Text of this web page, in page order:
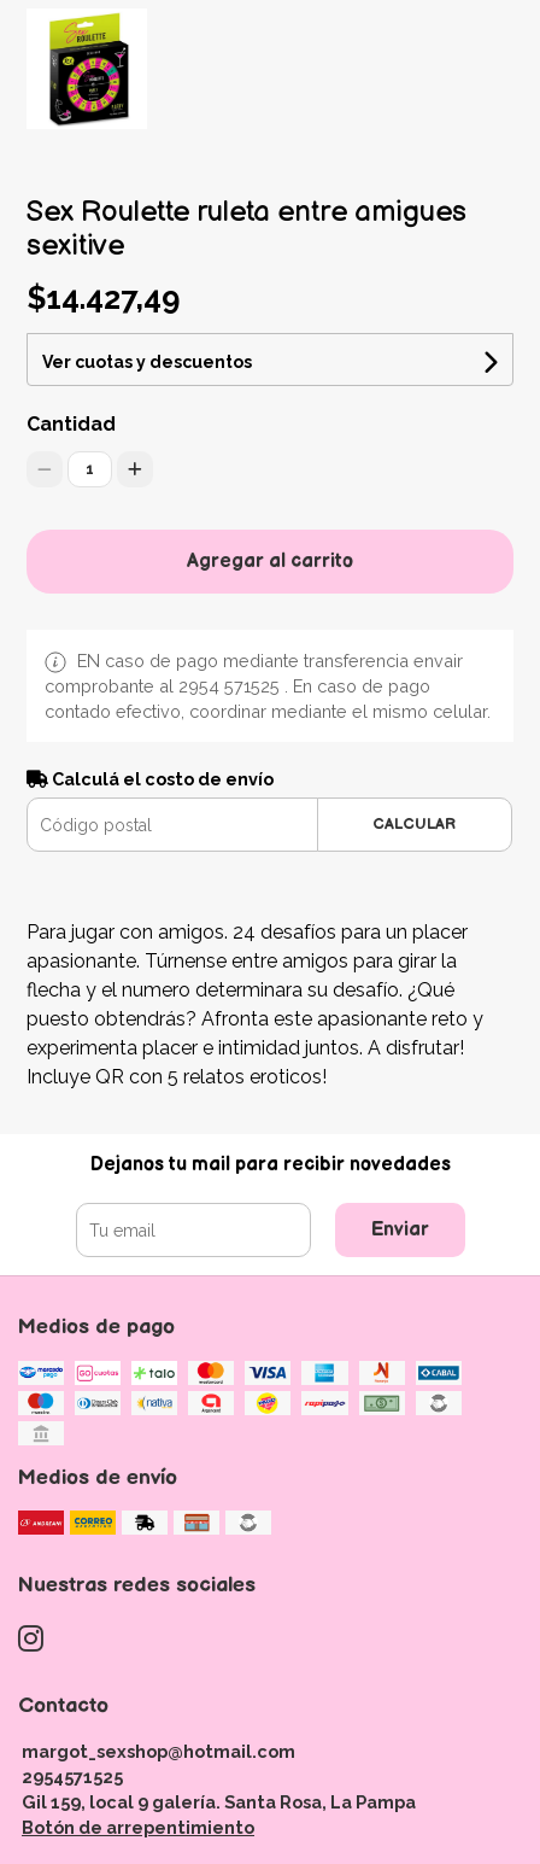
Sex Roulette ruleta entre amigues
sexitive
$14.427,49
Ver cuotas y descuentos
Cantidad
1
Agregar al carrito
EN caso de pago mediante transferencia envair
comprobante al 2954 571525 . En caso de pago
contado efectivo, coordinar mediante el mismo celular.
Calculá el costo de envío
CALCULAR
Para jugar con amigos. 24 desafíos para un placer
apasionante. Túrnense entre amigos para girar la
flecha y el numero determinara su desafío. ¿Qué
puesto obtendrás? Afronta este apasionante reto y
experimenta placer e intimidad juntos. A disfrutar!
Incluye QR con 5 relatos eroticos!
Dejanos tu mail para recibir novedades
Enviar
Medios de pago
Medios de envío
Nuestras redes sociales
Contacto
margot_sexshop@hotmail.com
2954571525
Gil 159, local 9 galería. Santa Rosa, La Pampa
Botón de arrepentimiento